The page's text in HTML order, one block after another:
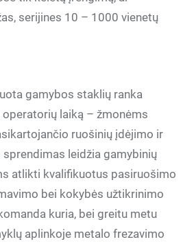
serijines 10 – 1000 vienetų
gamybos staklių ranka
operatorių laiką – žmonėms
ruošinių įdėjimo ir
leidžia gamybinių
atlikti kvalifikuotus pasiruošimo
bei kokybės užtikrinimo
kuria, bei greitu metu
aplinkoje metalo frezavimo